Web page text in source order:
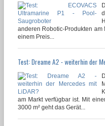
anderen Robotic-Produkten am
einem Preis...
Test: Dreame A2 - weiterhin der
am Markt verfügbar ist. Mit
3000 m² geht das Gerät...